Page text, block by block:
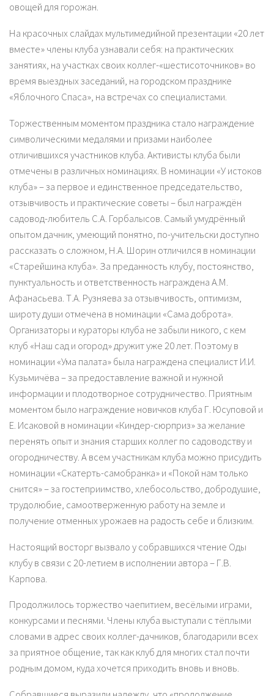
овощей для горожан.
На красочных слайдах мультимедийной презентации «20 лет
вместе» члены клуба узнавали себя: на практических
занятиях, на участках своих коллег-«шестисоточников» во
время выездных заседаний, на городском празднике
«Яблочного Спаса», на встречах со специалистами.
Торжественным моментом праздника стало награждение
символическими медалями и призами наиболее
отличившихся участников клуба. Активисты клуба были
отмечены в различных номинациях. В номинации «У истоков
клуба» – за первое и единственное председательство,
отзывчивость и практические советы – был награждён
садовод-любитель С.А. Горбалысов. Самый умудрённый
опытом дачник, умеющий понятно, по-учительски доступно
рассказать о сложном, Н.А. Шорин отличился в номинации
«Старейшина клуба». За преданность клубу, постоянство,
пунктуальность и ответственность награждена А.М.
Афанасьева. Т.А. Рузняева за отзывчивость, оптимизм,
широту души отмечена в номинации «Сама доброта».
Организаторы и кураторы клуба не забыли никого, с кем
клуб «Наш сад и огород» дружит уже 20 лет. Поэтому в
номинации «Ума палата» была награждена специалист И.И.
Кузьмичёва – за предоставление важной и нужной
информации и плодотворное сотрудничество. Приятным
моментом было награждение новичков клуба Г. Юсуповой и
Е. Исаковой в номинации «Киндер-сюрприз» за желание
перенять опыт и знания старших коллег по садоводству и
огородничеству. А всем участникам клуба можно присудить
номинации «Скатерть-самобранка» и «Покой нам только
снится» – за гостеприимство, хлебосольство, добродушие,
трудолюбие, самоотверженную работу на земле и
получение отменных урожаев на радость себе и близким.
Настоящий восторг вызвало у собравшихся чтение Оды
клубу в связи с 20-летием в исполнении автора – Г.В.
Карпова.
Продолжилось торжество чаепитием, весёлыми играми,
конкурсами и песнями. Члены клуба выступали с тёплыми
словами в адрес своих коллег-дачников, благодарили всех
за приятное общение, так как клуб для многих стал почти
родным домом, куда хочется приходить вновь и вновь.